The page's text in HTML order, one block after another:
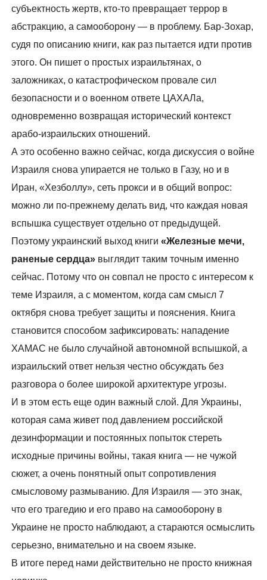
субъектность жертв, кто-то превращает террор в
абстракцию, а самооборону — в проблему. Бар-Зохар,
судя по описанию книги, как раз пытается идти против
этого. Он пишет о простых израильтянах, о
заложниках, о катастрофическом провале сил
безопасности и о военном ответе ЦАХАЛа,
одновременно возвращая исторический контекст
арабо-израильских отношений.
А это особенно важно сейчас, когда дискуссия о войне
Израиля снова упирается не только в Газу, но и в
Иран, «Хезболлу», сеть прокси и в общий вопрос:
можно ли по-прежнему делать вид, что каждая новая
вспышка существует отдельно от предыдущей.
Поэтому украинский выход книги«Железные мечи,
раненые сердца» выглядит таким точным именно
сейчас. Потому что он совпал не просто с интересом к
теме Израиля, а с моментом, когда сам смысл 7
октября снова требует защиты и пояснения. Книга
становится способом зафиксировать: нападение
ХАМАС не было случайной автономной вспышкой, а
израильский ответ нельзя честно обсуждать без
разговора о более широкой архитектуре угрозы.
И в этом есть еще один важный слой. Для Украины,
которая сама живет под давлением российской
дезинформации и постоянных попыток стереть
исходные причины войны, такая книга — не чужой
сюжет, а очень понятный опыт сопротивления
смысловому размыванию. Для Израиля — это знак,
что его трагедию и его право на самооборону в
Украине не просто наблюдают, а стараются осмыслить
серьезно, внимательно и на своем языке.
В итоге перед нами действительно не просто книжная